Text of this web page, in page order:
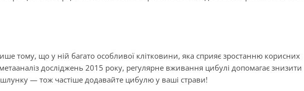
тому, що у ній багато особливої клітковини, яка сприяє зростанню корисних
досліджень 2015 року, регулярне вживання цибулі допомагає знизити
— тож частіше додавайте цибулю у ваші страви!